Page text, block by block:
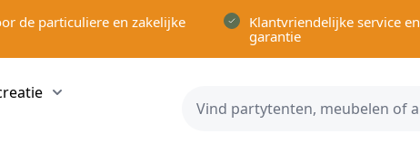
de particuliere en zakelijke
Klantvriendelijke service en
garantie
category
submenu for Tuin en Terras category
Show submenu for Recreatie category
in Huis category